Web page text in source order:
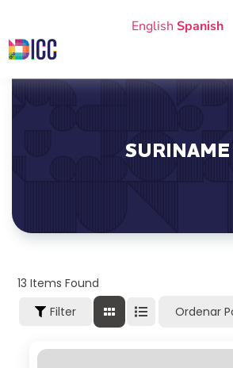
English Spanish
SURINAME
13 Items Found
Filter
Ordenar